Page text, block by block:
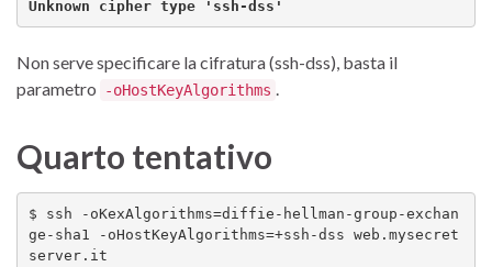
Unknown cipher type 'ssh-dss'
Non serve specificare la cifratura (ssh-dss), basta il
parametro
-oHostKeyAlgorithms
Quarto tentativo
$ ssh -oKexAlgorithms=diffie-hellman-group-exchan
ge-sha1 -oHostKeyAlgorithms=+ssh-dss web.mysecret
server.it